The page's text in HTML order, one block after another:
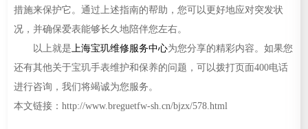
措施来保护它。通过上述指南的帮助，您可以更好地应对突发状
况，并确保爱表能够长久地陪伴您左右。
以上就是 上海宝玑维修服务中心为您分享的精彩内容。如果您
还有其他关于宝玑手表维护和保养的问题，可以拨打页面400电话
进行咨询，我们将竭诚为您服务。
本文链接：http://www.breguetfw-sh.cn/bjzx/578.html